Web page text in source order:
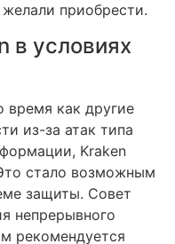
приобрести.
в условиях
время как другие
из-за атак типа
Kraken
стало возможным
защиты. Совет
непрерывного
рекомендуется